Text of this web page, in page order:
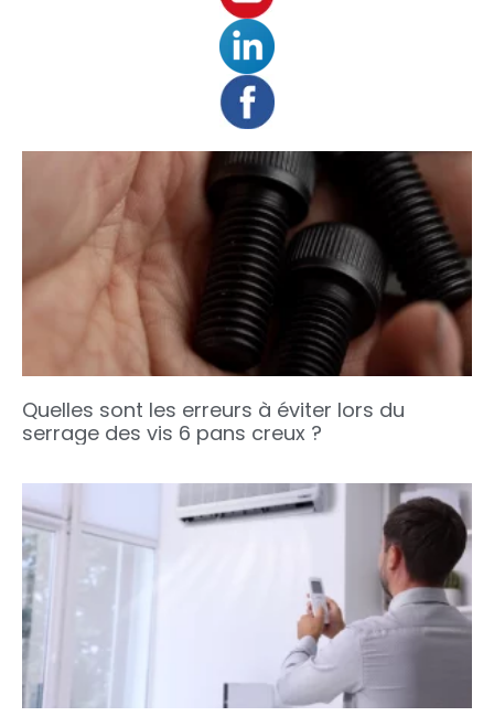
Quelles sont les erreurs à éviter lors du
serrage des vis 6 pans creux ?